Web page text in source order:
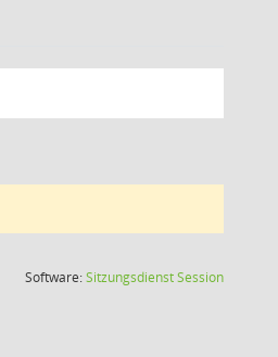
Software:SitzungsdienstSession(Wird in